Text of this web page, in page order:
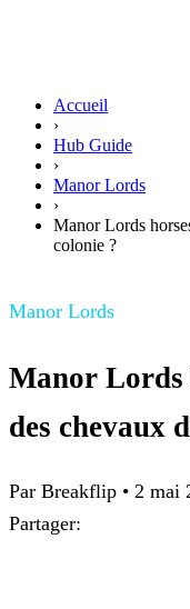
Accueil
›
Hub Guide
›
Manor Lords
›
Manor Lords
colonie ?
Manor Lords
Manor Lords
des chevaux
Par Breakflip • 2 mai
Partager: